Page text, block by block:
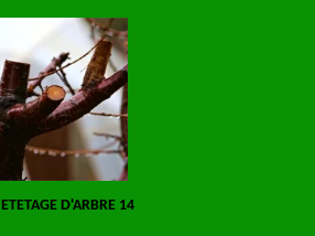
ETETAGE D'ARBRE 14